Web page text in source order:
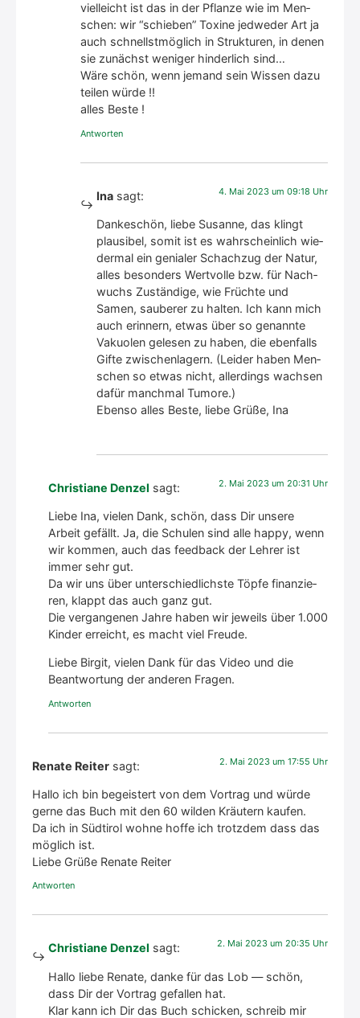
viel­leicht ist das in der Pflan­ze wie im Men­
schen: wir “schie­ben” Toxi­ne jed­we­der Art ja
auch schnellst­mög­lich in Struk­tu­ren, in denen
sie zunächst weni­ger hin­der­lich sind…
Wäre schön, wenn jemand sein Wis­sen dazu
tei­len wür­de !!
alles Bes­te !
Antworten
Ina sagt: 4. Mai 2023 um 09:18 Uhr
Dan­ke­schön, lie­be Susan­ne, das klingt
plau­si­bel, somit ist es wahr­schein­lich wie­
der­mal ein genia­ler Schach­zug der Natur,
alles beson­ders Wert­vol­le bzw. für Nach­
wuchs Zustän­di­ge, wie Früch­te und
Samen, sau­be­rer zu hal­ten. Ich kann mich
auch erin­nern, etwas über so genann­te
Vakuo­len gele­sen zu haben, die eben­falls
Gif­te zwi­schen­la­gern. (Lei­der haben Men­
schen so etwas nicht, aller­dings wach­sen
dafür manch­mal Tumo­re.)
Eben­so alles Bes­te, lie­be Grü­ße, Ina
Christiane Denzel sagt: 2. Mai 2023 um 20:31 Uhr
Lie­be Ina, vie­len Dank, schön, dass Dir unse­re
Arbeit gefällt. Ja, die Schu­len sind alle hap­py, wenn
wir kom­men, auch das feed­back der Leh­rer ist
immer sehr gut.
Da wir uns über unter­schied­lichs­te Töp­fe finan­zie­
ren, klappt das auch ganz gut.
Die ver­gan­ge­nen Jah­re haben wir jeweils über 1.000
Kin­der erreicht, es macht viel Freu­de.
Lie­be Bir­git, vie­len Dank für das Video und die
Beant­wor­tung der ande­ren Fra­gen.
Antworten
Renate Reiter sagt: 2. Mai 2023 um 17:55 Uhr
Hal­lo ich bin begeis­tert von dem Vor­trag und wür­de
ger­ne das Buch mit den 60 wil­den Kräu­tern kau­fen.
Da ich in Süd­ti­rol woh­ne hof­fe ich trotz­dem dass das
mög­lich ist.
Lie­be Grü­ße Rena­te Rei­ter
Antworten
Christiane Denzel sagt: 2. Mai 2023 um 20:35 Uhr
Hal­lo lie­be Rena­te, dan­ke für das Lob — schön,
dass Dir der Vor­trag gefal­len hat.
Klar kann ich Dir das Buch schi­cken, schreib mir